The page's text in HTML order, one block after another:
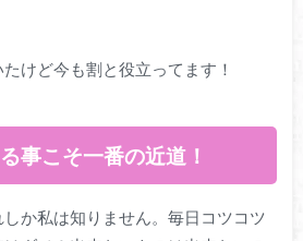
けど今も割と役立ってます！
事こそ一番の近道！
か私は知りません。毎日コツコツ